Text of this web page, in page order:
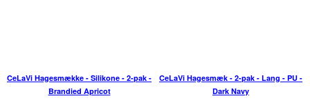
CeLaVi Hagesmække - Silikone - 2-pak -
Brandied Apricot
CeLaVi Hagesmæk - 2-pak - Lang - PU -
Dark Navy